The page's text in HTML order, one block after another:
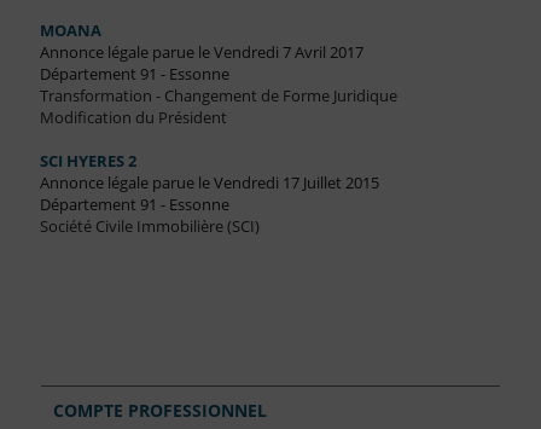
MOANA
Annonce légale parue le Vendredi 7 Avril 2017
Département 91 - Essonne
Transformation - Changement de Forme Juridique
Modification du Président
SCI HYERES 2
Annonce légale parue le Vendredi 17 Juillet 2015
Département 91 - Essonne
Société Civile Immobilière (SCI)
COMPTE PROFESSIONNEL